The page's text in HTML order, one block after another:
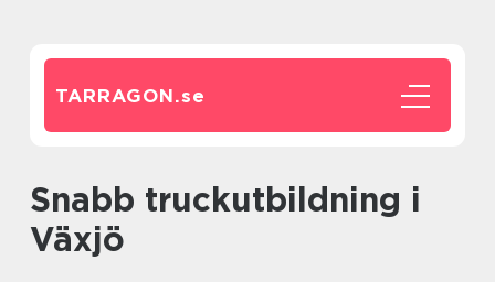
TARRAGON.se
Snabb truckutbildning i
Växjö